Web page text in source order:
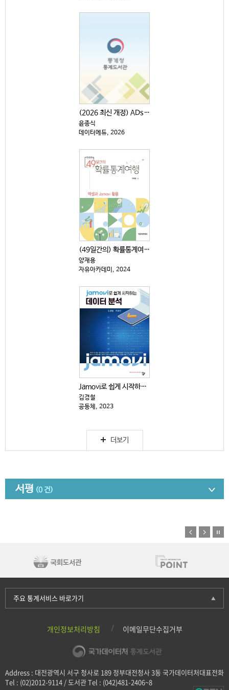
(2026 최신 개정) ADsP 데이터분석 준전문가
윤종식
데이터에듀, 2026
(49일간의) 확률통계여행 : 엑셀과 Jamovi 활용
양재용
자유아카데미, 2024
Jamovi로 쉽게 시작하는 데이터 분석
김경철
공동체, 2023
더보기
서평 (0 건)
개인정보처리방침 이메일무단수집거부
Address : 대전광역시 서구 청사로 189 정부대전청사 3동 국가데이터처대표전화
Tel : (02)2012-9114 / 도서관 Tel : (042)481-2406~8
주요 통계서비스 바로가기